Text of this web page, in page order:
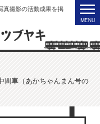
真撮影の活動成果を掲
間車（あかちゃんまん号の